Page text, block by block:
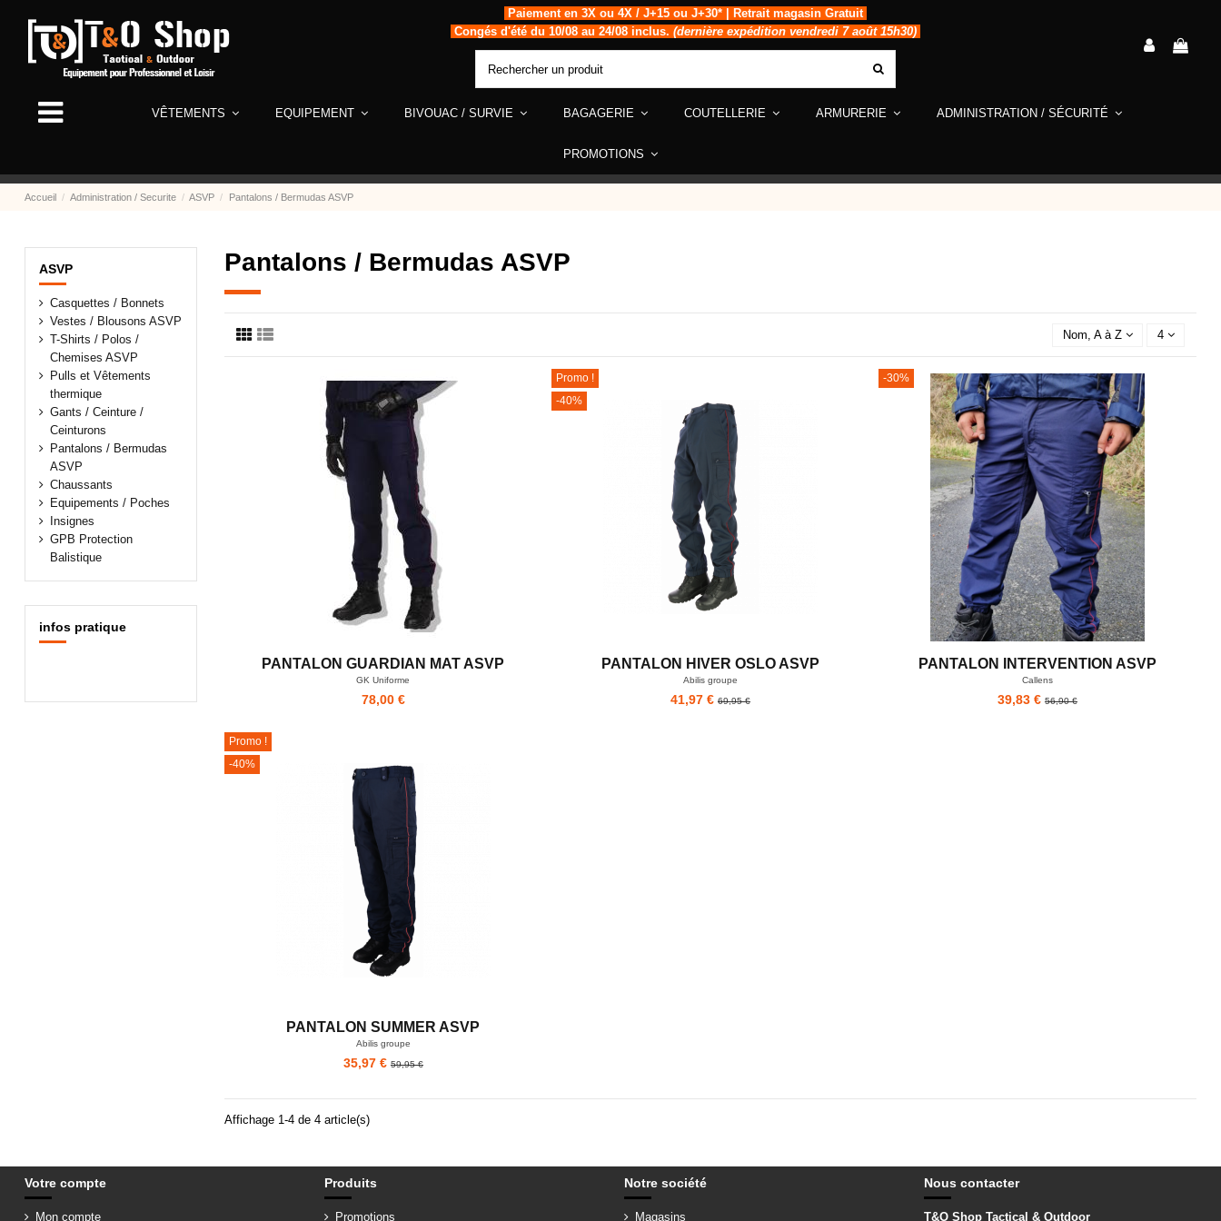
Paiement en 3X ou 4X / J+15 ou J+30* | Retrait magasin Gratuit
Congés d'été du 10/08 au 24/08 inclus.(dernière expédition vendredi 7 août 15h30)
VÊTEMENTS EQUIPEMENT BIVOUAC / SURVIE BAGAGERIE COUTELLERIE ARMURERIE ADMINISTRATION / SÉCURITÉ
PROMOTIONS
Accueil Administration / Securite ASVP Pantalons / Bermudas ASVP
Pantalons / Bermudas ASVP
Nom, A à Z 4
PANTALON GUARDIAN MAT ASVP
GK Uniforme
78,00 €
Promo !
-40%
PANTALON HIVER OSLO ASVP
Abilis groupe
41,97 € 69,95 €
-30%
PANTALON INTERVENTION ASVP
Callens
39,83 € 56,90 €
Promo !
-40%
PANTALON SUMMER ASVP
Abilis groupe
35,97 € 59,95 €
Affichage 1-4 de 4 article(s)
ASVP
Casquettes / Bonnets
Vestes / Blousons ASVP
T-Shirts / Polos /
Chemises ASVP
Pulls et Vêtements
thermique
Gants / Ceinture /
Ceinturons
Pantalons / Bermudas
ASVP
Chaussants
Equipements / Poches
Insignes
GPB Protection
Balistique
infos pratique
Votre compte
Mon compte
Produits
Promotions
Notre société
Magasins
Nous contacter
T&O Shop Tactical & Outdoor